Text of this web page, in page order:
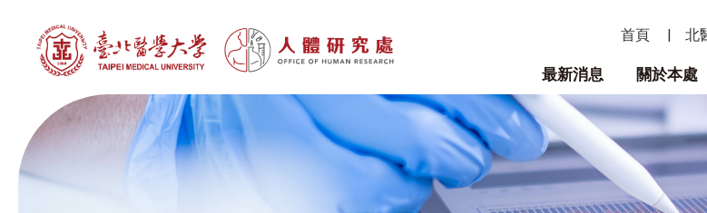
首頁 北
最新消息 關於本處